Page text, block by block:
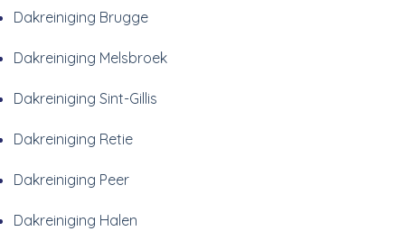
Dakreiniging Brugge
Dakreiniging Melsbroek
Dakreiniging Sint-Gillis
Dakreiniging Retie
Dakreiniging Peer
Dakreiniging Halen